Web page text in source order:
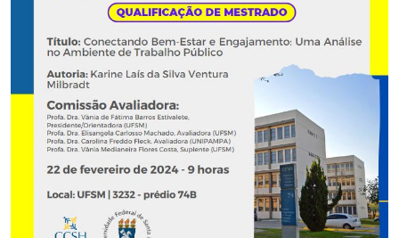
Ministério da Mulher, da Família e dos Direitos Humanos
Secretaria-Geral
Secretaria de Governo
Gabinete de Segurança Institucional
Advocacia-Geral da União